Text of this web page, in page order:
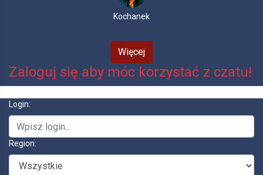
Kochanek
Więcej
Zaloguj się aby móc korzystać z czatu!
Login:
Region: